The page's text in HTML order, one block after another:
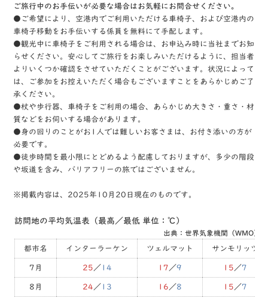
ご旅行中のお手伝いが必要な場合はお気軽にお問合せください。
●ご希望により、空港内でご利用いただける車椅子、および空港内の
車椅子移動をお手伝いする係員を無料にて手配します。
●観光中に車椅子をご利用される場合は、お申込み時に当社までお知
らせください。安心してご旅行をお楽しみいただけるように、担当者
よりいくつか確認をさせていただくことがございます。状況によって
は、ご参加をお控えいただく場合もございますことをあらかじめご了
承ください。
●杖や歩行器、車椅子をご利用の場合、あらかじめ大きさ・重さ・材
質などをお伺いする場合があります。
●身の回りのことがお1人では難しいお客さまは、お付き添いの方が
必要です。
●徒歩時間を最小限にとどめるよう配慮しておりますが、多少の階段
や坂道を含み、バリアフリーの旅ではございません。
※掲載内容は、2025年10月20日現在のものです。
訪問地の平均気温表（最高／最低 単位：℃）
出典：世界気象機関（WMO）等
都市名 インターラーケン ツェルマット サンモリッツ
7月 25 ／ 14 17 ／9 15 ／ 7
8月 24 ／ 13 16 ／ 8 15 ／ 7